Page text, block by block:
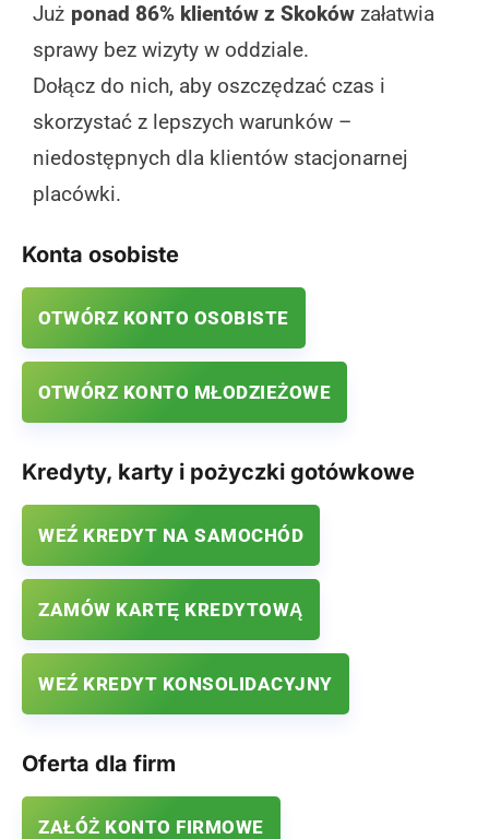
Już ponad 86% klientów z Skoków załatwia
sprawy bez wizyty w oddziale.
Dołącz do nich, aby oszczędzać czas i
skorzystać z lepszych warunków –
niedostępnych dla klientów stacjonarnej
placówki.
Konta osobiste
OTWÓRZ KONTO OSOBISTE
OTWÓRZ KONTO MŁODZIEŻOWE
Kredyty, karty i pożyczki gotówkowe
WEŹ KREDYT NA SAMOCHÓD
ZAMÓW KARTĘ KREDYTOWĄ
WEŹ KREDYT KONSOLIDACYJNY
Oferta dla firm
ZAŁÓŻ KONTO FIRMOWE